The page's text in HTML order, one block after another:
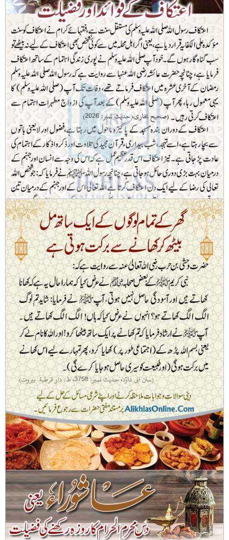
Missing Even One Day’s Fast During the Holy Month of
Ramadan (without any excuse) is an Irreplaceable Loss
اعتکاف کے فوائد اور فضیلت
گھر کے تمام لوگوں کے ایک ساتھ مل بیٹھ کر کھانے سے برکت ہوتی